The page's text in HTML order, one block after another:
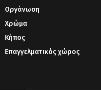
Οργάνωση
Χρώμα
Κήπος
Επαγγελματικός χώρος